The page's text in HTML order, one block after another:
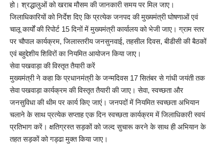
हो। श्रद्धालुओं को खराब मौसम की जानकारी समय पर मिल जाए।
जिलाधिकारियों को निर्देश दिए कि प्रत्येक जनपद की मुख्यमंत्री घोषणाओं एवं
चालू कार्यों की रिपोर्ट 15 दिनों में मुख्यमंत्री कार्यालय को भेजी जाए। ग्राम स्तर
पर चौपाल कार्यक्रम, जिलास्तरीय जनसुनवाई, तहसील दिवस, बीडीसी की बैठकों
एवं बहुद्देशीय शिविरों का नियमित आयोजन किया जाए।
सेवा पखवाड़ा की विस्तृत तैयारी करें
मुख्यमंत्री ने कहा कि प्रधानमंत्री के जन्मदिवस 17 सितंबर से गांधी जयंती तक
सेवा पखवाड़ा कार्यक्रम की विस्तृत तैयारी की जाए। सेवा, स्वच्छता और
जनसुविधा की थीम पर कार्य किए जाएं। जनपदों में नियमित स्वच्छता अभियान
चलाने के साथ प्रत्येक सप्ताह एक दिन स्वच्छता कार्यक्रम में जिलाधिकारी स्वयं
प्रतिभाग करें। क्षतिग्रस्त सड़कों को जल्द सुचारू करने के साथ ही अभियान के
तहत सड़कों को गड्ढा मुक्त किया जाए।